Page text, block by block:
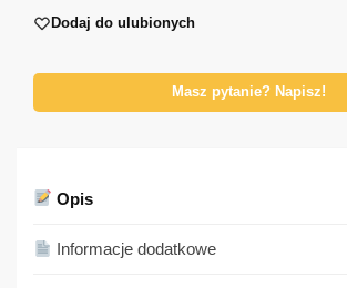
Dodaj do ulubionych
Masz pytanie? Napisz!
Opis
Informacje dodatkowe